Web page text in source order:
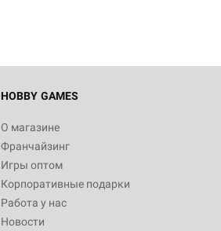
HOBBY GAMES
О магазине
Франчайзинг
Игры оптом
Корпоративные подарки
Работа у нас
Новости
Белая смерть
12 990
Настольная игра Hobby World Ужас
3 490